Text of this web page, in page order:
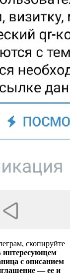
скопируйте
интересующем
с описанием
— ее и